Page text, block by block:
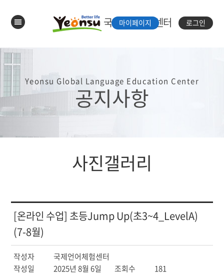
국제언어체험센터
마이페이지 로그인
Yeonsu Global Language Education Center
공지사항
사진갤러리
[온라인 수업] 초등Jump Up(초3~4_LevelA)
(7-8월)
작성자
국제언어체험센터
작성일
2025년 8월 6일 조회수 181